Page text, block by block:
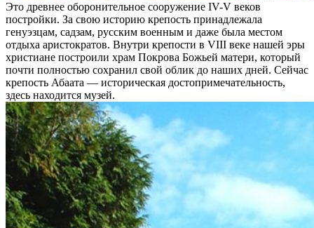
Это древнее оборонительное сооружение IV-V веков
постройки. За свою историю крепость принадлежала
генуэзцам, садзам, русским военным и даже была местом
отдыха аристократов. Внутри крепости в VIII веке нашей эры
христиане построили храм Покрова Божьей матери, который
почти полностью сохранил свой облик до наших дней. Сейчас
крепость Абаата — историческая достопримечательность,
здесь находится музей.